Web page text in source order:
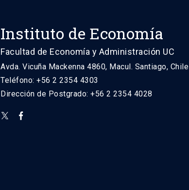
Instituto de Economía
Facultad de Economía y Administración UC
Avda. Vicuña Mackenna 4860, Macul. Santiago, Chile
Teléfono: +56 2 2354 4303
Dirección de Postgrado: +56 2 2354 4028